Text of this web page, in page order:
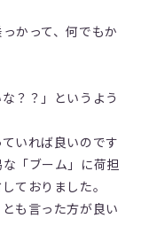
かって、何でもか
？？」というよう
いれば良いのです
「ブーム」に荷担
ておりました。
も言った方が良い